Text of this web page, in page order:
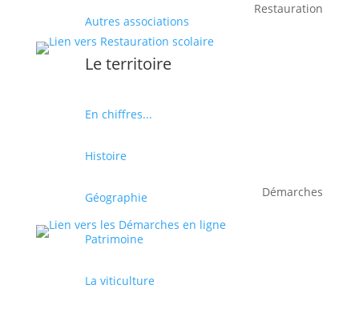
Autres associations
Le territoire
En chiffres...
Histoire
Géographie
Patrimoine
La viticulture
Restauration
Démarches